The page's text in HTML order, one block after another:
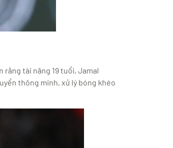
rằng tài năng 19 tuổi, Jamal
thông minh, xử lý bóng khéo